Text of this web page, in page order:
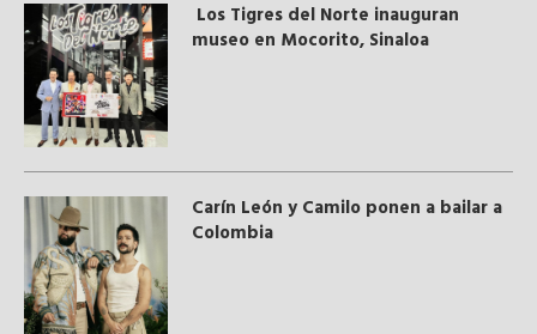
Los Tigres del Norte inauguran
museo en Mocorito, Sinaloa
Carín León y Camilo ponen a bailar a
Colombia